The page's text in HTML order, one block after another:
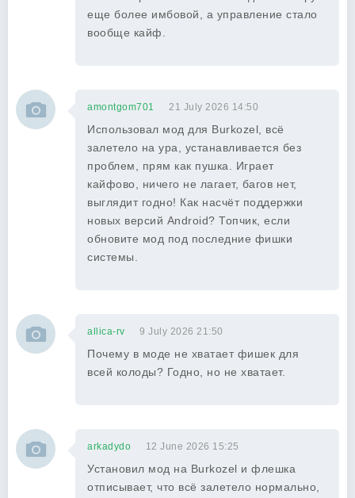
еще более имбовой, а управление стало
вообще кайф.
amontgom701 21 July 2026 14:50
Использовал мод для Burkozel, всё
залетело на ура, устанавливается без
проблем, прям как пушка. Играет
кайфово, ничего не лагает, багов нет,
выглядит годно! Как насчёт поддержки
новых версий Android? Топчик, если
обновите мод под последние фишки
системы.
allica-rv 9 July 2026 21:50
Почему в моде не хватает фишек для
всей колоды? Годно, но не хватает.
arkadydo 12 June 2026 15:25
Установил мод на Burkozel и флешка
отписывает, что всё залетело нормально,